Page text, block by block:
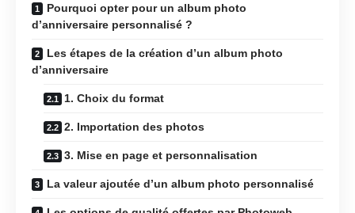
Pourquoi opter pour un album photo
d’anniversaire personnalisé ?
Les étapes de la création d’un album photo
d’anniversaire
1. Choix du format
2. Importation des photos
3. Mise en page et personnalisation
La valeur ajoutée d’un album photo personnalisé